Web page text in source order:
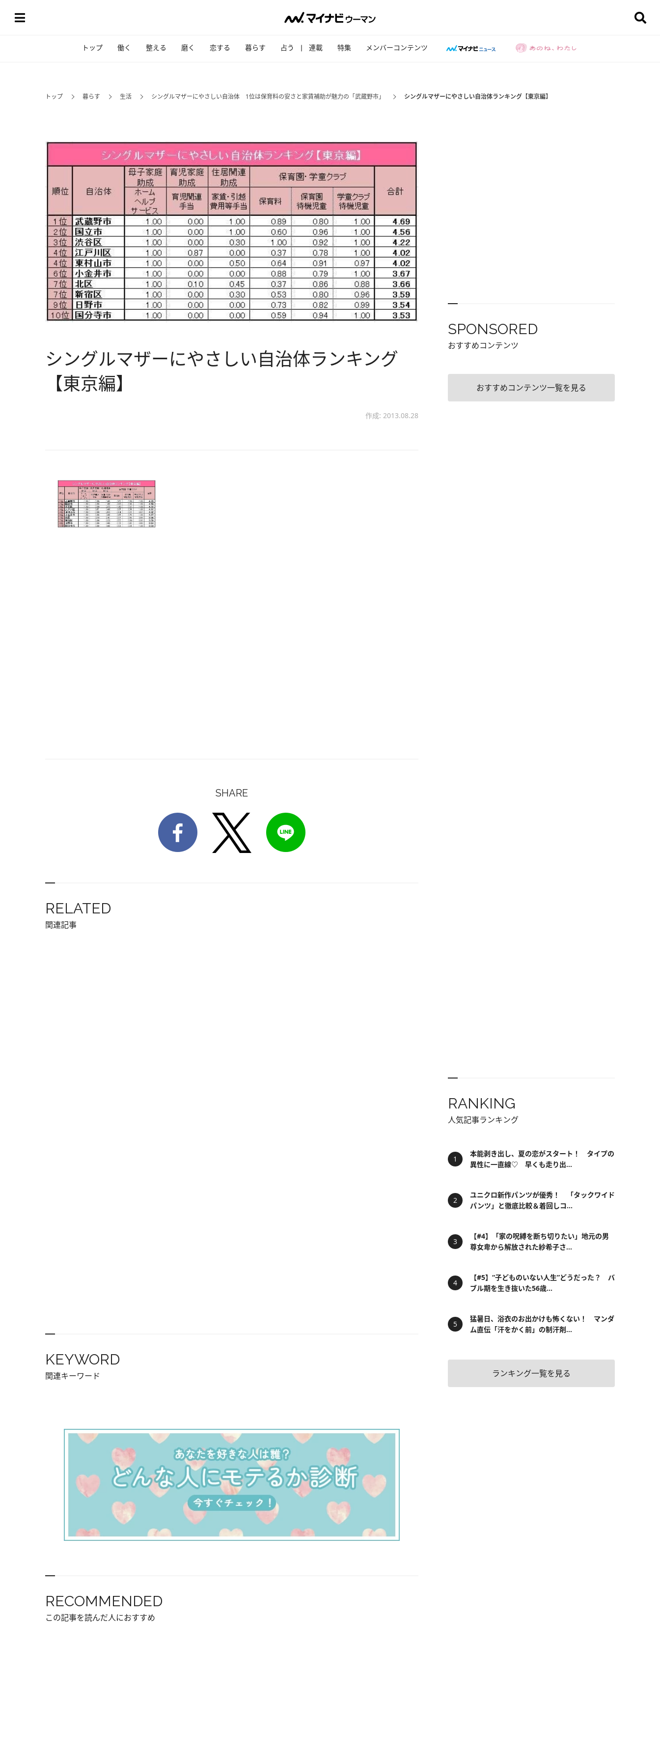
トップ 働く 整える 磨く 恋する 暮らす 占う 連載 特集 メンバーコンテンツ
トップ 暮らす 生活 シングルマザーにやさしい自治体 1位は保育料の安さと家賃補助が魅力の「武蔵野市」 シングルマザーにやさしい自治体ランキング【東京編】
シングルマザーにやさしい自治体ランキング
【東京編】
作成: 2013.08.28
SHARE
RELATED
関連記事
KEYWORD
関連キーワード
RECOMMENDED
この記事を読んだ人におすすめ
SPONSORED
おすすめコンテンツ
おすすめコンテンツ一覧を見る
RANKING
人気記事ランキング
本能剥き出し、夏の恋がスタート！ タイプの
異性に一直線♡ 早くも走り出...
ユニクロ新作パンツが優秀！ 「タックワイド
パンツ」と徹底比較＆着回しコ...
【#4】「家の呪縛を断ち切りたい」地元の男
尊女卑から解放された紗希子さ...
【#5】“子どものいない人生”どうだった？ バ
ブル期を生き抜いた56歳...
猛暑日、浴衣のお出かけも怖くない！ マンダ
ム直伝「汗をかく前」の制汗剤...
ランキング一覧を見る